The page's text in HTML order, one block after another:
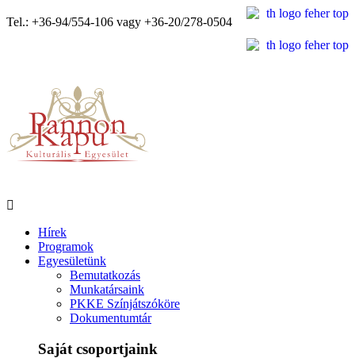
Tel.: +36-94/554-106 vagy +36-20/278-0504
Hírek
Programok
Egyesületünk
Bemutatkozás
Munkatársaink
PKKE Színjátszóköre
Dokumentumtár
Saját csoportjaink